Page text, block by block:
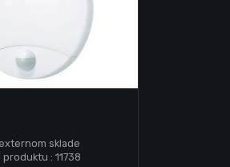
sklade
produktu : 11738